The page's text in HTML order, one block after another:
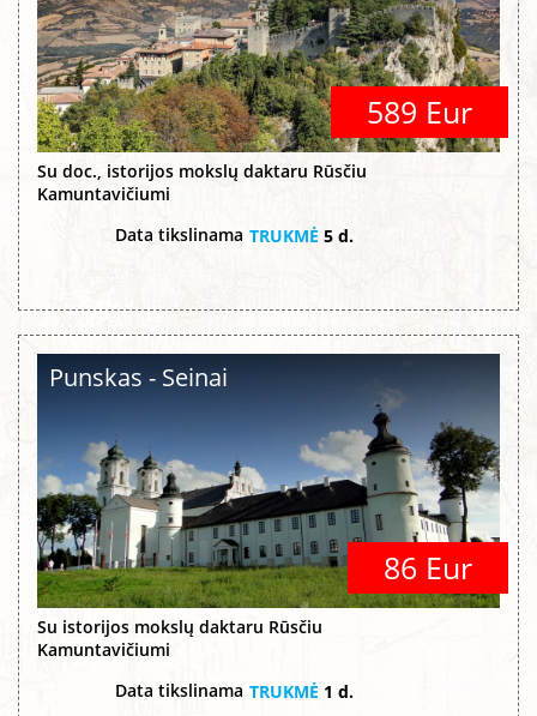
589 Eur
Su doc., istorijos mokslų daktaru Rūsčiu
Kamuntavičiumi
Data tikslinama TRUKMĖ 5 d.
Punskas - Seinai
86 Eur
Su istorijos mokslų daktaru Rūsčiu
Kamuntavičiumi
Data tikslinama TRUKMĖ 1 d.